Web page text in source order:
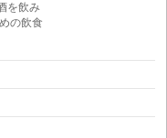
を飲み
の飲食